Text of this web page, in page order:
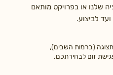
שלנו או בפרויקט מותאם
לביצוע.
(ברמות השבים),
זום לבחירתכם.